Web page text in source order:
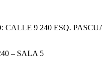
CALLE 9 240 ESQ.
– SALA 5